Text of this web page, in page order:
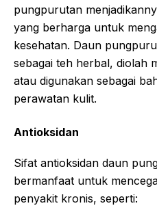
pungpurutan
yang berharga untuk
kesehatan. Daun
sebagai teh herbal, diolah
atau digunakan sebagai
perawatan kulit.
Antioksidan
Sifat antioksidan daun
bermanfaat untuk
penyakit kronis, seperti: